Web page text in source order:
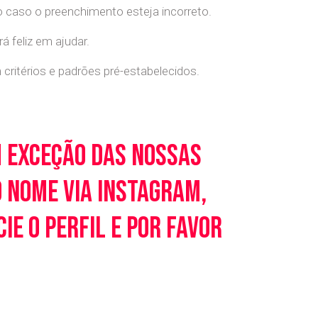
o preenchimento esteja incorreto.
feliz em ajudar.
e padrões pré-estabelecidos.
das nossas
via Instagram,
o perfil e por favor